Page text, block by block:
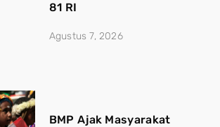
81 RI
Agustus 7, 2026
BMP Ajak Masyarakat